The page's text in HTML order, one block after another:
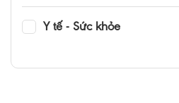
Y tế - Sức khỏe